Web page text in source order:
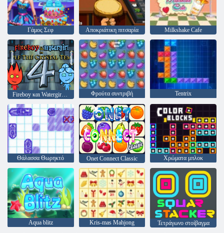
Γάμος Σεφ Αποκριάτικη πιτσαρία Milkshake Cafe
Φρούτα συντριβή Tentrix
Θάλασσα Θωρηκτό Onet Connect Classic Χρώματα μπλοκ
Aqua blitz Kris-mas Mahjong
Τετράγωνο στοίβαγμα